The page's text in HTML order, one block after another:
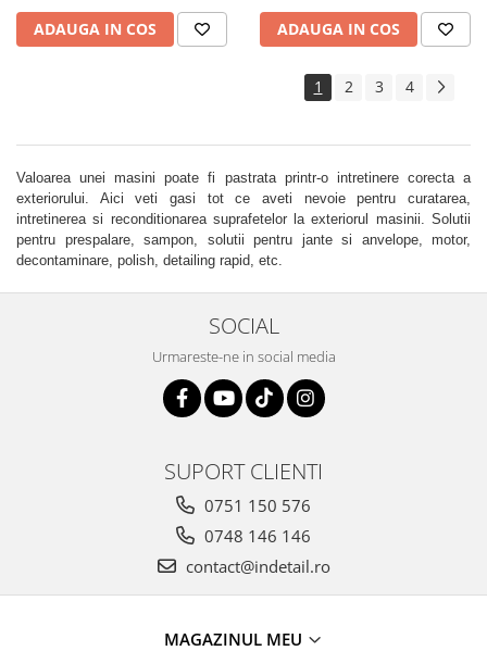
ADAUGA IN COS ADAUGA IN COS
1 2 3 4
Valoarea unei masini poate fi pastrata printr-o intretinere corecta a
exteriorului. Aici veti gasi tot ce aveti nevoie pentru curatarea,
intretinerea si reconditionarea suprafetelor la exteriorul masinii. Solutii
pentru prespalare, sampon, solutii pentru jante si anvelope, motor,
decontaminare, polish, detailing rapid, etc.
SOCIAL
Urmareste-ne in social media
SUPORT CLIENTI
0751 150 576
0748 146 146
contact@indetail.ro
MAGAZINUL MEU